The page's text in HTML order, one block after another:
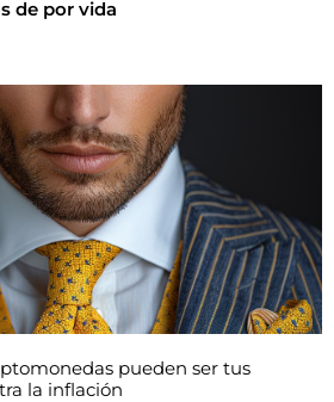
de por vida
pueden ser tus
la inflación